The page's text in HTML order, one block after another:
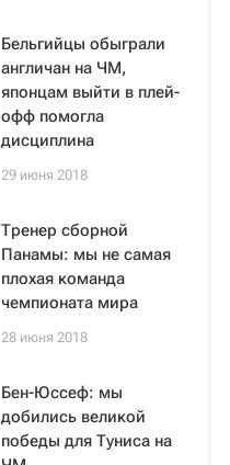
Бельгийцы обыграли
англичан на ЧМ,
японцам выйти в плей-
офф помогла
дисциплина
29 июня 2018
Тренер сборной
Панамы: мы не самая
плохая команда
чемпионата мира
28 июня 2018
Бен-Юссеф: мы
добились великой
победы для Туниса на